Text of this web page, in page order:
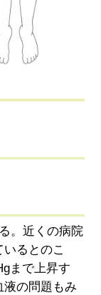
。近くの病院
るとのこ
まで上昇す
液の問題もみ